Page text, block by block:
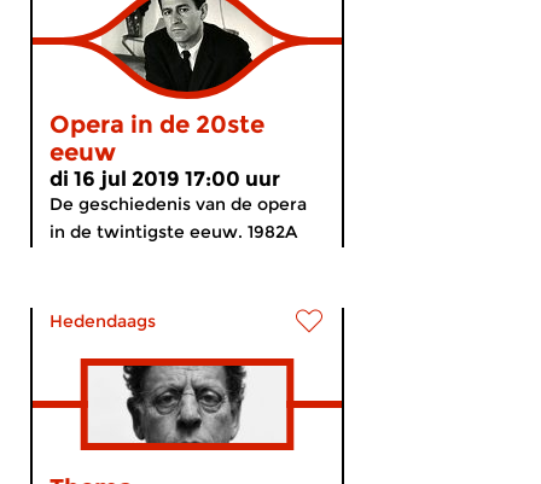
Opera in de 20ste
eeuw
di 16 jul 2019 17:00 uur
De geschiedenis van de opera
in de twintigste eeuw. 1982A
Hedendaags